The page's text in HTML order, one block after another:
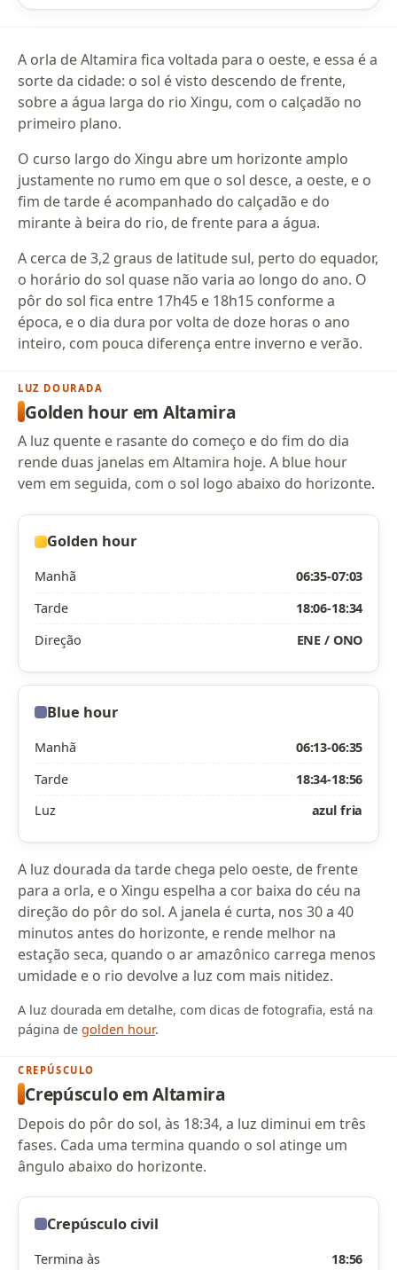
A orla de Altamira fica voltada para o oeste, e essa é a
sorte da cidade: o sol é visto descendo de frente,
sobre a água larga do rio Xingu, com o calçadão no
primeiro plano.
O curso largo do Xingu abre um horizonte amplo
justamente no rumo em que o sol desce, a oeste, e o
fim de tarde é acompanhado do calçadão e do
mirante à beira do rio, de frente para a água.
A cerca de 3,2 graus de latitude sul, perto do equador,
o horário do sol quase não varia ao longo do ano. O
pôr do sol fica entre 17h45 e 18h15 conforme a
época, e o dia dura por volta de doze horas o ano
inteiro, com pouca diferença entre inverno e verão.
LUZ DOURADA
Golden hour em Altamira
A luz quente e rasante do começo e do fim do dia
rende duas janelas em Altamira hoje. A blue hour
vem em seguida, com o sol logo abaixo do horizonte.
Golden hour
Manhã
06:35-07:03
Tarde
18:06-18:34
Direção
ENE / ONO
Blue hour
Manhã
06:13-06:35
Tarde
18:34-18:56
Luz
azul fria
A luz dourada da tarde chega pelo oeste, de frente
para a orla, e o Xingu espelha a cor baixa do céu na
direção do pôr do sol. A janela é curta, nos 30 a 40
minutos antes do horizonte, e rende melhor na
estação seca, quando o ar amazônico carrega menos
umidade e o rio devolve a luz com mais nitidez.
A luz dourada em detalhe, com dicas de fotografia, está na
página degolden hour.
CREPÚSCULO
Crepúsculo em Altamira
Depois do pôr do sol, às 18:34, a luz diminui em três
fases. Cada uma termina quando o sol atinge um
ângulo abaixo do horizonte.
Crepúsculo civil
Termina às
18:56